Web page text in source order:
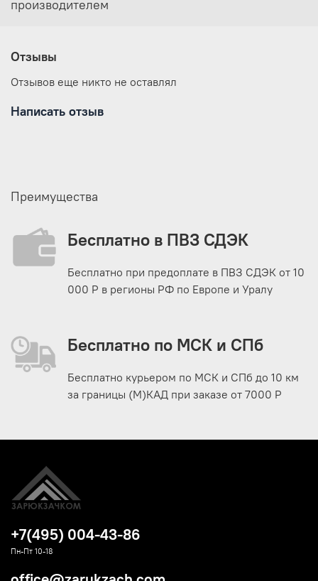
производителем
Отзывы
Отзывов еще никто не оставлял
Написать отзыв
Преимущества
Бесплатно в ПВЗ СДЭК
Бесплатно при предоплате в ПВЗ СДЭК от 10
000 Р в регионы РФ по Европе и Уралу
Бесплатно по МСК и СПб
Бесплатно курьером по МСК и СПб до 10 км
за границы (М)КАД при заказе от 7000 Р
+7(495) 004-43-86
Пн-Пт 10-18